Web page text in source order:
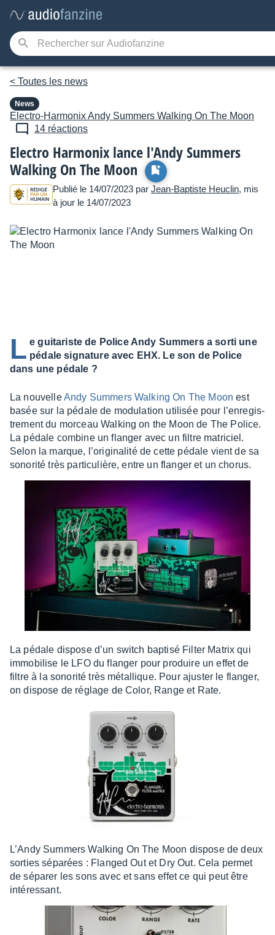
< Toutes les news
News
Electro-HarmonixAndy Summers Walking On The Moon
14 réactions
Electro Harmonix lance l'Andy Summers
Walking On The Moon
Publié le 14/07/2023 par Jean-Baptiste Heuclin, mis
à jour le 14/07/2023
L e guitariste de Police Andy Summers a sorti une
pédale signature avec EHX. Le son de Police
dans une pédale ?
La nouvelleAndy Summers Walking On The Moon est
basée sur la pédale de modu­la­tion utili­sée pour l’en­re­gis­
tre­ment du morceau Walking on the Moon de The Police.
La pédale combine un flan­ger avec un filtre matri­ciel.
Selon la marque, l’ori­gi­na­lité de cette pédale vient de sa
sono­rité très parti­cu­lière, entre un flan­ger et un chorus.
La pédale dispose d’un switch baptisé Filter Matrix qui
immo­bi­lise le LFO du flan­ger pour produire un effet de
filtre à la sono­rité très métal­lique. Pour ajus­ter le flan­ger,
on dispose de réglage de Color, Range et Rate.
L’Andy Summers Walking On The Moon dispose de deux
sorties sépa­rées : Flan­ged Out et Dry Out. Cela permet
de sépa­rer les sons avec et sans effet ce qui peut être
inté­res­sant.